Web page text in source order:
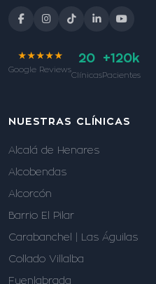
★★★★★
Google Reviews
20
Clínicas
+120k
Pacientes
NUESTRAS CLÍNICAS
Alcalá de Henares
Alcobendas
Alcorcón
Barrio El Pilar
Carabanchel | Las Águilas
Collado Villalba
Fuenlabrada